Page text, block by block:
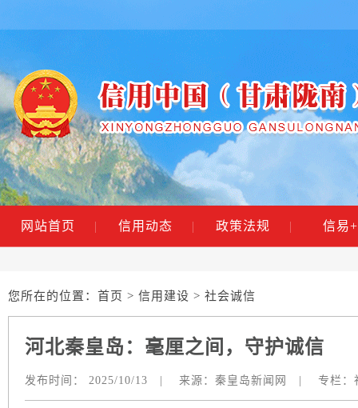
网站首页 | 信用动态 | 政策法规 | 信易+
您所在的位置： 首页 > 信用建设 > 社会诚信
河北秦皇岛：毫厘之间，守护诚信
发布时间： 2025/10/13 来源： 秦皇岛新闻网 专栏：